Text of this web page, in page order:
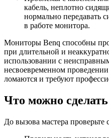
кабель, неплотно
нормально передавать
в работе монитора.
Мониторы Benq способны
при длительной и
использовании с
несвоевременном
ломаются и требуют
Что можно
До вызова мастера проверьте